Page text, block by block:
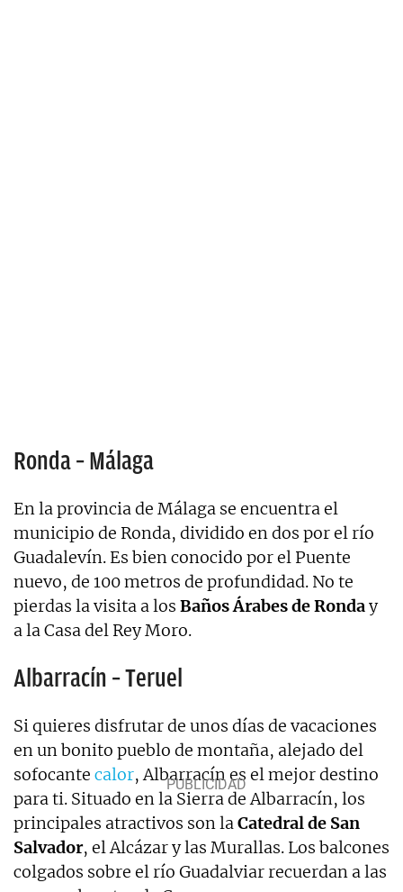
Ronda – Málaga
En la provincia de Málaga se encuentra el
municipio de Ronda, dividido en dos por el río
Guadalevín. Es bien conocido por el Puente
nuevo, de 100 metros de profundidad. No te
pierdas la visita a los Baños Árabes de Ronday
a la Casa del Rey Moro.
Albarracín – Teruel
Si quieres disfrutar de unos días de vacaciones
en un bonito pueblo de montaña, alejado del
sofocante calor, Albarracín es el mejor destino
para ti. Situado en la Sierra de Albarracín, los
principales atractivos son laCatedral de San
Salvador, el Alcázar y las Murallas. Los balcones
colgados sobre el río Guadalviar recuerdan a las